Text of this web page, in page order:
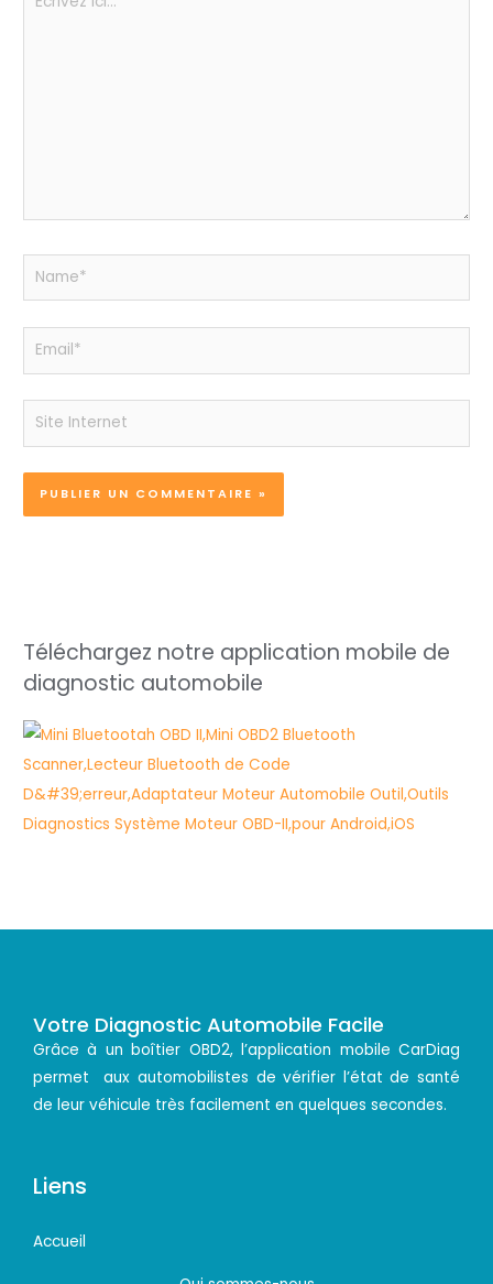
Name*
Email*
Site
Téléchargez notre application mobile de
diagnostic automobile
Votre Diagnostic Automobile Facile
Grâce à un boîtier OBD2, l’application mobile CarDiag
permet aux automobilistes de vérifier l’état de santé
de leur véhicule très facilement en quelques secondes.
Liens
Accueil